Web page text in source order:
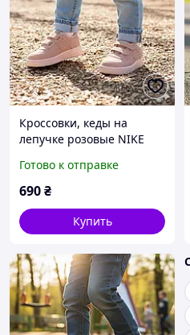
Кроссовки, кеды на
лепучке розовые NIKE
Готово к отправке
690₴
Купить